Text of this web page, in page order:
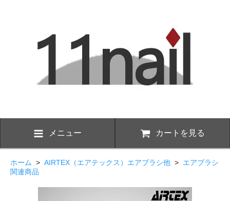
メニュー カートを見る
ホーム > AIRTEX（エアテックス）エアブラシ他 > エアブラシ
関連商品